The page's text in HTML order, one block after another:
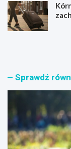
W
c
l
s
e
N
r
a
c
e
Sprawdź